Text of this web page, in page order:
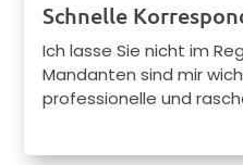
Schnelle
Ich lasse Sie nicht im
Mandanten sind mir
professionelle und